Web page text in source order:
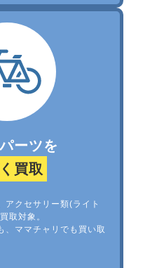
ーツを
買取
アクセサリー類(ライト
取対象。
、ママチャリでも買い取